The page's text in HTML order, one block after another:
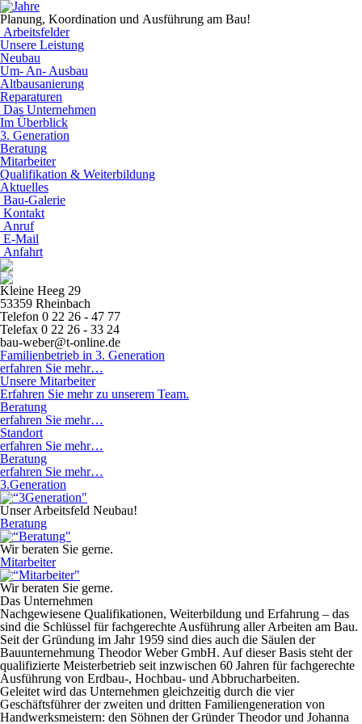
Planung, Koordination und Ausführung am Bau!
Arbeitsfelder
Unsere Leistung
Neubau
Um- An- Ausbau
Altbausanierung
Reparaturen
Das Unternehmen
Im Überblick
3. Generation
Beratung
Mitarbeiter
Qualifikation & Weiterbildung
Aktuelles
Bau-Galerie
Kontakt
Anruf
E-Mail
Anfahrt
Kleine Heeg 29
53359 Rheinbach
Telefon 0 22 26 - 47 77
Telefax 0 22 26 - 33 24
bau-weber@t-online.de
Familienbetrieb in 3. Generation
erfahren Sie mehr…
Unsere Mitarbeiter
Erfahren Sie mehr zu unserem Team.
Beratung
erfahren Sie mehr…
Standort
erfahren Sie mehr…
Beratung
erfahren Sie mehr…
3.Generation
Unser Arbeitsfeld Neubau!
Beratung
Wir beraten Sie gerne.
Mitarbeiter
Wir beraten Sie gerne.
Das Unternehmen
Nachgewiesene Qualifikationen, Weiterbildung und Erfahrung – das
sind die Schlüssel für fachgerechte Ausführung aller Arbeiten am Bau.
Seit der Gründung im Jahr 1959 sind dies auch die Säulen der
Bauunternehmung Theodor Weber GmbH. Auf dieser Basis steht der
qualifizierte Meisterbetrieb seit inzwischen 60 Jahren für fachgerechte
Ausführung von Erdbau-, Hochbau- und Abbrucharbeiten.
Geleitet wird das Unternehmen gleichzeitig durch die vier
Geschäftsführer der zweiten und dritten Familiengeneration von
Handwerksmeistern: den Söhnen der Gründer Theodor und Johanna